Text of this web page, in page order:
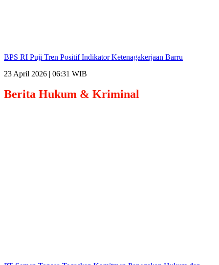
BPS RI Puji Tren Positif Indikator Ketenagakerjaan Barru
23 April 2026 | 06:31 WIB
Berita Hukum & Kriminal